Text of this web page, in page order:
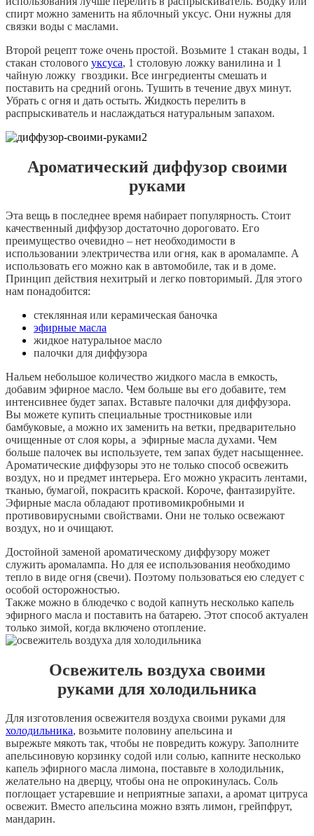
спирт можно заменить на яблочный уксус. Они нужны для
связки воды с маслами.
Второй рецепт тоже очень простой. Возьмите 1 стакан воды, 1
стакан столового уксуса, 1 столовую ложку ванилина и 1
чайную ложку гвоздики. Все ингредиенты смешать и
поставить на средний огонь. Тушить в течение двух минут.
Убрать с огня и дать остыть. Жидкость перелить в
распрыскиватель и наслаждаться натуральным запахом.
Ароматический диффузор своими
руками
Эта вещь в последнее время набирает популярность. Стоит
качественный диффузор достаточно дороговато. Его
преимущество очевидно – нет необходимости в
использовании электричества или огня, как в аромалампе. А
использовать его можно как в автомобиле, так и в доме.
Принцип действия нехитрый и легко повторимый. Для этого
нам понадобится:
стеклянная или керамическая баночка
эфирные масла
жидкое натуральное масло
палочки для диффузора
Нальем небольшое количество жидкого масла в емкость,
добавим эфирное масло. Чем больше вы его добавите, тем
интенсивнее будет запах. Вставьте палочки для диффузора.
Вы можете купить специальные тростниковые или
бамбуковые, а можно их заменить на ветки, предварительно
очищенные от слоя коры, а эфирные масла духами. Чем
больше палочек вы используете, тем запах будет насыщеннее.
Ароматические диффузоры это не только способ освежить
воздух, но и предмет интерьера. Его можно украсить лентами,
тканью, бумагой, покрасить краской. Короче, фантазируйте.
Эфирные масла обладают противомикробными и
противовирусными свойствами. Они не только освежают
воздух, но и очищают.
Достойной заменой ароматическому диффузору может
служить аромалампа. Но для ее использования необходимо
тепло в виде огня (свечи). Поэтому пользоваться ею следует с
особой осторожностью.
Также можно в блюдечко с водой капнуть несколько капель
эфирного масла и поставить на батарею. Этот способ актуален
только зимой, когда включено отопление.
Освежитель воздуха своими
руками для холодильника
Для изготовления освежителя воздуха своими руками для
холодильника, возьмите половину апельсина и
вырежьте мякоть так, чтобы не повредить кожуру. Заполните
апельсиновую корзинку содой или солью, капните несколько
капель эфирного масла лимона, поставьте в холодильник,
желательно на дверцу, чтобы она не опрокинулась. Соль
поглощает устаревшие и неприятные запахи, а аромат цитруса
освежит. Вместо апельсина можно взять лимон, грейпфрут,
мандарин.